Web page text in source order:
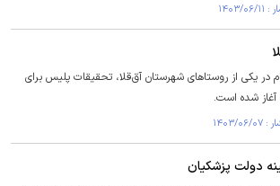
در یکی از روستا‌های شهرستان آق‌قلا، تحقیقات پلیس برای
شده است.